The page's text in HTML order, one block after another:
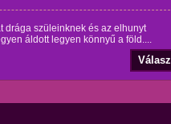
drága szüleinknek és az elhunyt
áldott legyen könnyű a föld....
Válasz